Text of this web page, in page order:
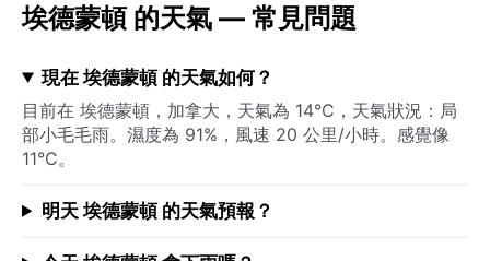
埃德蒙頓 的天氣 — 常見問題
現在 埃德蒙頓 的天氣如何？
目前在 埃德蒙頓，加拿大，天氣為 14°C，天氣狀況：局
部小毛毛雨。濕度為 91%，風速 20 公里/小時。感覺像
11°C。
明天 埃德蒙頓 的天氣預報？